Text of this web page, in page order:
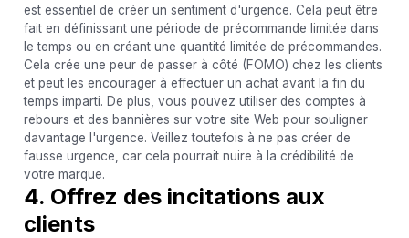
est essentiel de créer un sentiment d'urgence. Cela peut être
fait en définissant une période de précommande limitée dans
le temps ou en créant une quantité limitée de précommandes.
Cela crée une peur de passer à côté (FOMO) chez les clients
et peut les encourager à effectuer un achat avant la fin du
temps imparti. De plus, vous pouvez utiliser des comptes à
rebours et des bannières sur votre site Web pour souligner
davantage l'urgence. Veillez toutefois à ne pas créer de
fausse urgence, car cela pourrait nuire à la crédibilité de
votre marque.
4. Offrez des incitations aux
clients